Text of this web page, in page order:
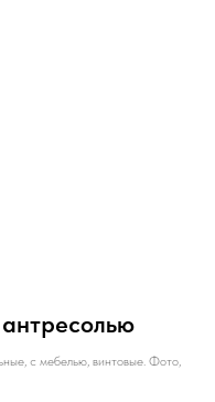
с мебелью, винтовые. Фото,